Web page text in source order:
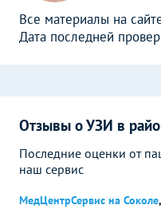
Все материалы на
Дата последней
Отзывы о УЗИ в
Последние оценки от
наш сервис
МедЦентрСервис на Соколе,